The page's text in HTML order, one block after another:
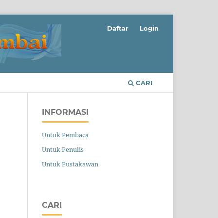
CARI
Daftar Login
INFORMASI
Untuk Pembaca
Untuk Penulis
Untuk Pustakawan
CARI